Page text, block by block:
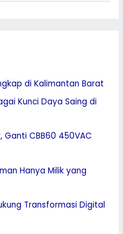
di Kalimantan Barat
Kunci Daya Saing di
Ganti CBB60 450VAC
Hanya Milik yang
Transformasi Digital